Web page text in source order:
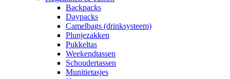
Backpacks
Daypacks
Camelbags (drinksysteem)
Plunjezakken
Pukkeltas
Weekendtassen
Schoudertassen
Munitietasjes